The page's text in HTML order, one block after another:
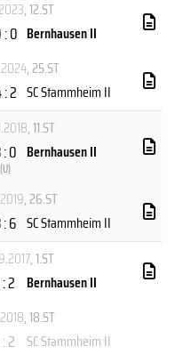
, 12.ST
0 Bernhausen II
, 25.ST
2 SC Stammheim II
, 11.ST
0
(U)
Bernhausen II
, 26.ST
6 SC Stammheim II
, 1.ST
2 Bernhausen II
, 18.ST
2 SC Stammheim II